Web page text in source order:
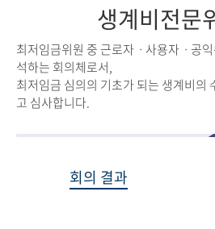
생계비전문
최저임금위원 중 근로자ㆍ사용자ㆍ공
석하는 회의체로서,
최저임금 심의의 기초가 되는 생계비의
고 심사합니다.
회의 결과